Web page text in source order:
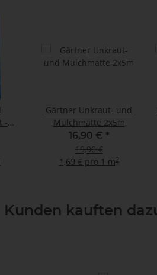
-
Gärtner Unkraut- und
Mulchmatte 2x5m
16,90 € *
19,90 €
1,69 € pro 1 m2
Kunden kauften